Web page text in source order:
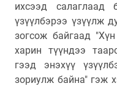
ихсээд салаглаад
үзүүлбэрээ үзүүлж
зогсож байгаад
харин түүндээ
гээд энэхүү
зориулж байна" гэж